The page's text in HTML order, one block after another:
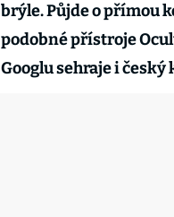
brýle. Půjde o přímou
podobné přístroje
Googlu sehraje i český